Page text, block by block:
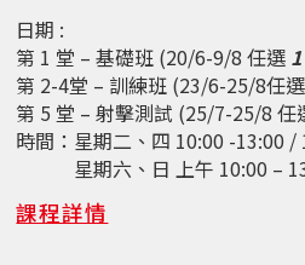
日期 :
第 1 堂 – 基礎班 (20/6-9/8 任選 1
第 2-4堂 – 訓練班 (23/6-25/8任選
第 5 堂 – 射擊測試 (25/7-25/8 任
時間： 星期二、四 10:00 -13:00 /
星期六、日 上午 10:00 –
課程詳情